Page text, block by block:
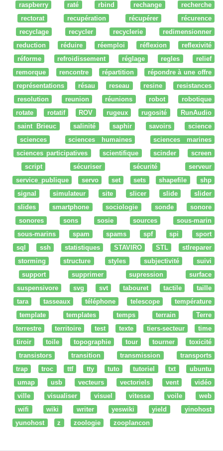
raspberry
raté rbind rechange
recherche
rectorat
recupération récupérer
récurence
recyclage
recycler recyclerie
redimensionner
reduction
réduire réemploi réflexion
reflexivité
réforme
refroidissement réglage regles
relief
remorque
rencontre répartition
répondre à une offre
représentations
résau reseau resine
resistances
resolution
reunion réunions robot
robotique
rotate
rotatif ROV rugeux rugosité
RunAudio
saint Brieuc
salinité saphir savoirs
science
sciences
sciences humaines
sciences marines
sciences participatives
scientifique scinder
screen
script
sécuriser sécurité
serveur
service_publique
servo set sets shapefile
shp
signal
simulateur site slicer slide
slider
slides
smartphone sociologie sonde
sonore
sonores
sons sosie sources
sous-marin
sous-marins
spam spams spf spi
sport
sql
ssh statistiques STAVIRO STL
stlreparer
storming
structure styles subjectivité
suivi
support
supprimer supression
surface
suspensivore
svg svt tabouret tactile
taille
tara
tasseaux téléphone telescope
température
template
templates temps terrain
Terre
terrestre
territoire test texte tiers-secteur
time
tiroir
toile topographie tour tourner
toxicité
transistors
transition transmission
transports
trap
troc ttf tty tuto tutoriel txt
ubuntu
umap
usb vecteurs vectoriels vent
vidéo
ville
visualiser visuel vitesse voile
web
wifi
wiki writer yeswiki yield
yinohost
yunohost
z zoologie zooplancon